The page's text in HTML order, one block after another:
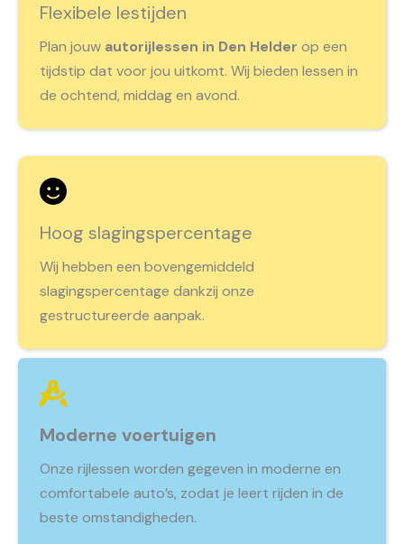
Flexibele lestijden
Plan jouw autorijlessen in Den Helder op een
tijdstip dat voor jou uitkomt. Wij bieden lessen in
de ochtend, middag en avond.
Hoog slagingspercentage
Wij hebben een bovengemiddeld
slagingspercentage dankzij onze
gestructureerde aanpak.
Moderne voertuigen
Onze rijlessen worden gegeven in moderne en
comfortabele auto’s, zodat je leert rijden in de
beste omstandigheden.